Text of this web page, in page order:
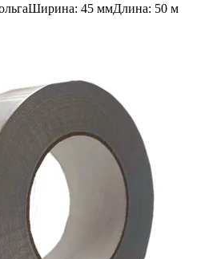
Ширина: 45 ммДлина: 50 м